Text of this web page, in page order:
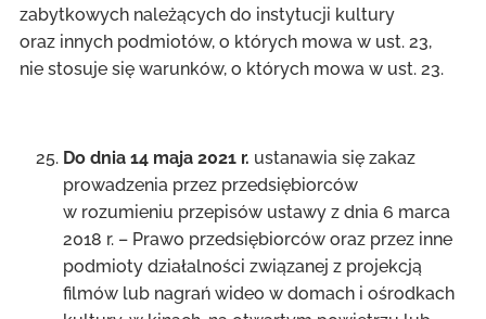
zabytkowych należących do instytucji kultury
oraz innych podmiotów, o których mowa w ust. 23,
nie stosuje się warunków, o których mowa w ust. 23.
Do dnia 14 maja 2021 r. ustanawia się zakaz
prowadzenia przez przedsiębiorców
w rozumieniu przepisów ustawy z dnia 6 marca
2018 r. – Prawo przedsiębiorców oraz przez inne
podmioty działalności związanej z projekcją
filmów lub nagrań wideo w domach i ośrodkach